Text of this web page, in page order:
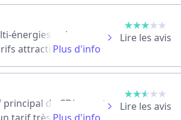
énergies qui propose
attractifs et
français sur le
Plus d'info
Lire les avis
de CDiscount
Lire les avis